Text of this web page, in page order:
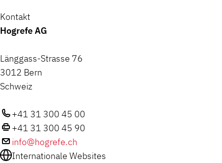
Kontakt
Hogrefe AG
Länggass-Strasse 76
3012 Bern
Schweiz
+41 31 300 45 00
+41 31 300 45 90
info@hogrefe.ch
Internationale Websites